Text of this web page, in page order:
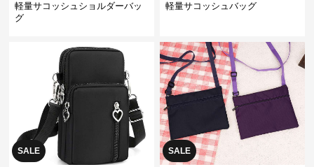
軽量サコッシュショルダーバッ
グ
軽量サコッシュバッグ
SALE SALE